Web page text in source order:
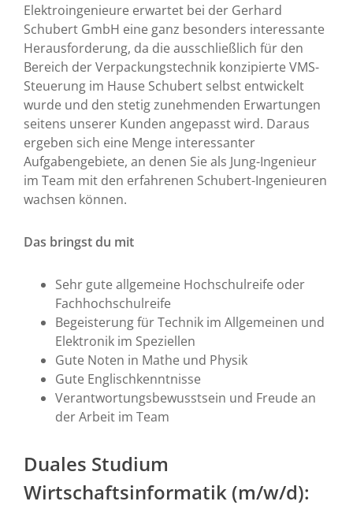
Elektroingenieure erwartet bei der Gerhard
Schubert GmbH eine ganz besonders interessante
Herausforderung, da die ausschließlich für den
Bereich der Verpackungstechnik konzipierte VMS-
Steuerung im Hause Schubert selbst entwickelt
wurde und den stetig zunehmenden Erwartungen
seitens unserer Kunden angepasst wird. Daraus
ergeben sich eine Menge interessanter
Aufgabengebiete, an denen Sie als Jung-Ingenieur
im Team mit den erfahrenen Schubert-Ingenieuren
wachsen können.
Das bringst du mit
Sehr gute allgemeine Hochschulreife oder
Fachhochschulreife
Begeisterung für Technik im Allgemeinen und
Elektronik im Speziellen
Gute Noten in Mathe und Physik
Gute Englischkenntnisse
Verantwortungsbewusstsein und Freude an
der Arbeit im Team
Duales Studium
Wirtschaftsinformatik (m/w/d):